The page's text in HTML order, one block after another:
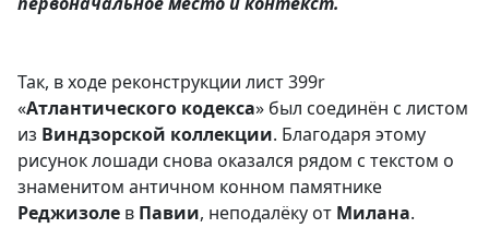
Так, в ходе реконструкции лист 399r
«Атлантического кодекса» был соединён с листом
из Виндзорской коллекции. Благодаря этому
рисунок лошади снова оказался рядом с текстом о
знаменитом античном конном памятнике
Реджизоле в Павии, неподалёку от Милана.